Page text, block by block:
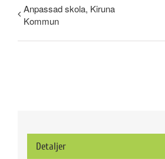
Anpassad skola, Kiruna
Kommun
Detaljer